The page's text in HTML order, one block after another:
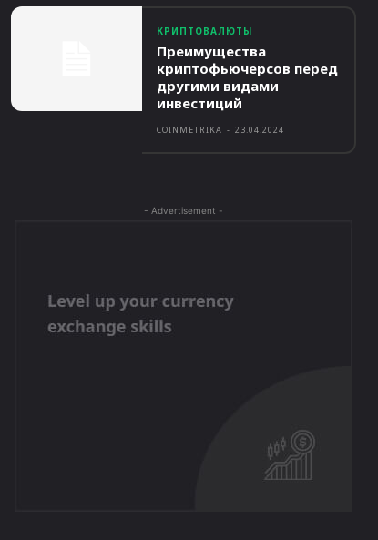
КРИПТОВАЛЮТЫ
Преимущества
криптофьючерсов перед
другими видами
инвестиций
COINMETRIKA - 23.04.2024
- Advertisement -